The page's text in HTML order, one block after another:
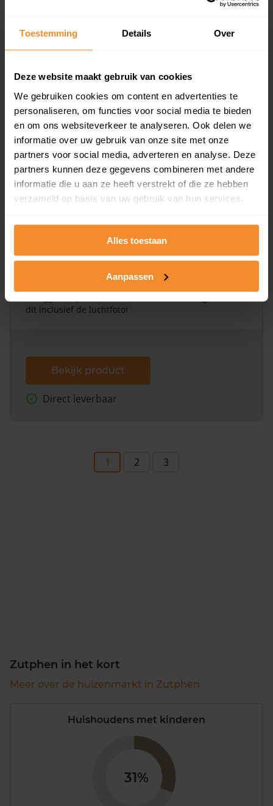
Toestemming Details Over
Deze website maakt gebruik van cookies
We gebruiken cookies om content en advertenties te
personaliseren, om functies voor social media te bieden
en om ons websiteverkeer te analyseren. Ook delen we
informatie over uw gebruik van onze site met onze
partners voor social media, adverteren en analyse. Deze
partners kunnen deze gegevens combineren met andere
informatie die u aan ze heeft verstrekt of die ze hebben
verzameld op basis van uw gebruik van hun services.
Alles toestaan
Aanpassen
Koopsommenoverzicht (1 jaar gratis
Inclusief 1 jaar gratis updates
en koopdatum) binnen een postcodegebied. Dit
koopsommen.
Bekijk product
Direct leverbaar
Kadastrale kaart pakket
Alleen globale ligging perceel
dit inclusief de luchtfoto!
Bekijk product
Direct leverbaar
1 2 3
Zutphen in het kort
Meer over de huizenmarkt in Zutphen
Huishoudens met kinderen
31%